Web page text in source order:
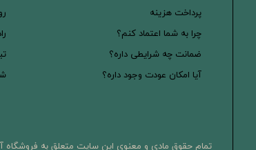
پرداخت هزینه
چرا به شما اعتماد کنم؟
ضمانت چه شرایطی داره؟
آیا امکان عودت وجود داره؟
تمام حقوق مادی و معنوی این سایت متعلق به فروشگاه